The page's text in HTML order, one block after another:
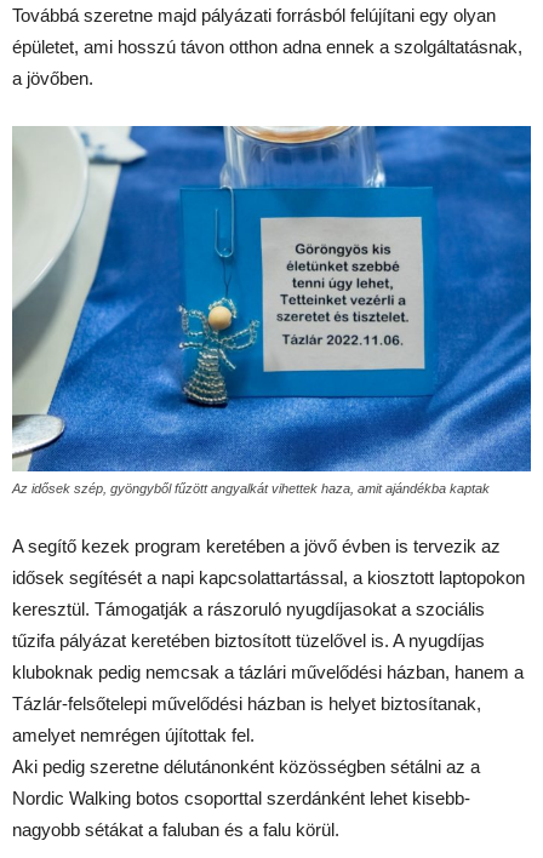
Továbbá szeretne majd pályázati forrásból felújítani egy olyan
épületet, ami hosszú távon otthon adna ennek a szolgáltatásnak,
a jövőben.
Az idősek szép, gyöngyből fűzött angyalkát vihettek haza, amit ajándékba kaptak
A segítő kezek program keretében a jövő évben is tervezik az
idősek segítését a napi kapcsolattartással, a kiosztott laptopokon
keresztül. Támogatják a rászoruló nyugdíjasokat a szociális
tűzifa pályázat keretében biztosított tüzelővel is. A nyugdíjas
kluboknak pedig nemcsak a tázlári művelődési házban, hanem a
Tázlár-felsőtelepi művelődési házban is helyet biztosítanak,
amelyet nemrégen újítottak fel.
Aki pedig szeretne délutánonként közösségben sétálni az a
Nordic Walking botos csoporttal szerdánként lehet kisebb-
nagyobb sétákat a faluban és a falu körül.